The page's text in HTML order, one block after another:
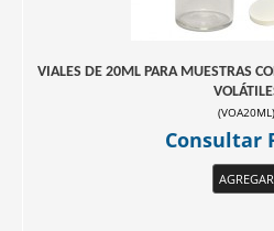
VIALES DE 20ML PARA MUESTRAS
(VOA20ML)
Consultar
AGREGAR